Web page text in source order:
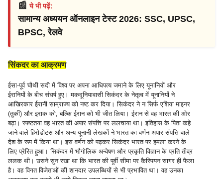
📰ये भी पढ़ें:
सामान्य अध्ययन ऑनलाइन टेस्ट 2026: SSC, UPSC,
BPSC, रेलवे
सिंकदर का आक्रमण
ईसा-पूर्व चौथी सदी में विश्व पर अपना आधिपत्य जमाने के लिए यूनानियों और
ईरानियों के बीच संघर्ष हुए। मकदूनियावासी सिकंदर के नेतृत्व में यूनानियों ने
आखिरकार ईरानी साम्राज्य को नष्ट कर दिया। सिकंदर ने न सिर्फ एशिया माइनर
(तुर्की) और इराक को, बल्कि ईरान को भी जीत लिया। ईरान से वह भारत की ओर
बढ़ा। स्पष्टतया वह भारत की अपार संपत्ति पर ललचाया था। इतिहास के पिता कहे
जाने वाले हिरोडोटस और अन्य यूनानी लेखकों ने भारत का वर्णन अपार संपत्ति वाले
देश के रूप में किया था। इस वर्णन को पढ़कर सिकंदर भारत पर हमला करने के
लिए प्रेरित हुआ। सिकंदर में भौगोलिक अन्वेषण और प्रकृति विज्ञान के प्रति तीव्र
ललक थी। उसने सुन रखा था कि भारत की पूर्वी सीमा पर कैस्पियन सागर ही फैला
है। वह विगत विजेताओं की शानदार उपलब्धियों से भी प्रभावित था। वह उनका